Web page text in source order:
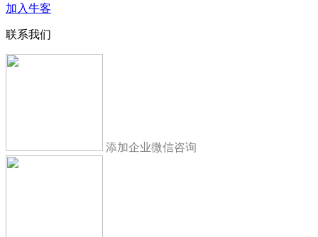
加入牛客
联系我们
添加企业微信咨询